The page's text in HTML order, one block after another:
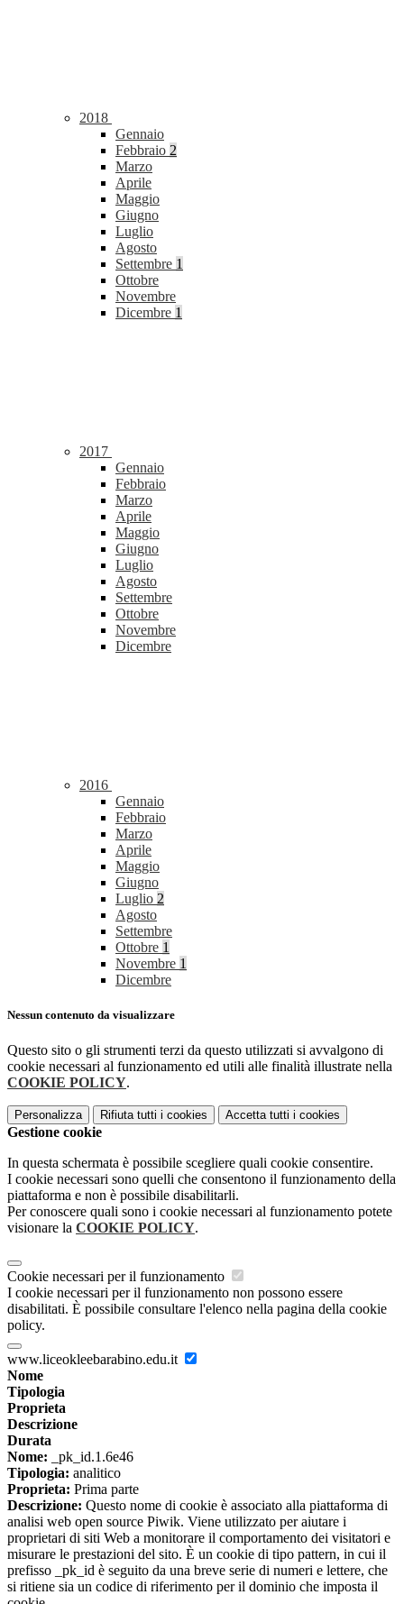
2018
Gennaio
Febbraio 2
Marzo
Aprile
Maggio
Giugno
Luglio
Agosto
Settembre 1
Ottobre
Novembre
Dicembre 1
2017
Gennaio
Febbraio
Marzo
Aprile
Maggio
Giugno
Luglio
Agosto
Settembre
Ottobre
Novembre
Dicembre
2016
Gennaio
Febbraio
Marzo
Aprile
Maggio
Giugno
Luglio 2
Agosto
Settembre
Ottobre 1
Novembre 1
Dicembre
Nessun contenuto da visualizzare
Questo sito o gli strumenti terzi da questo utilizzati si avvalgono di
cookie necessari al funzionamento ed utili alle finalità illustrate nella
COOKIE POLICY.
Personalizza Rifiuta tutti i cookies Accetta tutti i cookies
Gestione cookie
In questa schermata è possibile scegliere quali cookie consentire.
I cookie necessari sono quelli che consentono il funzionamento della
piattaforma e non è possibile disabilitarli.
Per conoscere quali sono i cookie necessari al funzionamento potete
visionare la COOKIE POLICY.
Cookie necessari per il funzionamento
I cookie necessari per il funzionamento non possono essere
disabilitati. È possibile consultare l'elenco nella pagina della cookie
policy.
www.liceokleebarabino.edu.it
Nome
Tipologia
Proprieta
Descrizione
Durata
Nome: _pk_id.1.6e46
Tipologia: analitico
Proprieta: Prima parte
Descrizione: Questo nome di cookie è associato alla piattaforma di
analisi web open source Piwik. Viene utilizzato per aiutare i
proprietari di siti Web a monitorare il comportamento dei visitatori e
misurare le prestazioni del sito. È un cookie di tipo pattern, in cui il
prefisso _pk_id è seguito da una breve serie di numeri e lettere, che
si ritiene sia un codice di riferimento per il dominio che imposta il